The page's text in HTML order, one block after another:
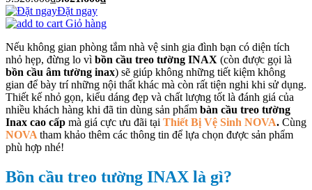
Đặt ngay
Giỏ hàng
Nếu không gian phòng tắm nhà vệ sinh gia đình bạn có diện tích
nhỏ hẹp, đừng lo vì bồn cầu treo tường INAX (còn được gọi là
bồn cầu âm tường inax) sẽ giúp không những tiết kiệm không
gian để bày trí những nội thất khác mà còn rất tiện nghi khi sử dụng.
Thiết kế nhỏ gọn, kiểu dáng đẹp và chất lượng tốt là đánh giá của
nhiều khách hàng khi đã tin dùng sản phẩm bàn cầu treo tường
Inax cao cấp mà giá cực ưu đãi tại Thiết Bị Vệ Sinh NOVA. Cùng
NOVA tham khảo thêm các thông tin để lựa chọn được sản phẩm
phù hợp nhé!
Bồn cầu treo tường INAX là gì?